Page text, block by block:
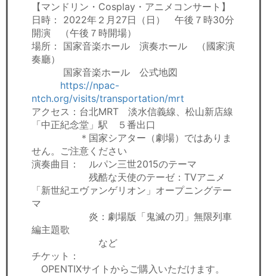
【マンドリン・Cosplay・アニメコンサート】
日時： 2022年２月27日（日） 午後７時30分
開演 （午後７時開場）
場所： 国家音楽ホール 演奏ホール （國家演
奏廳）
国家音楽ホール 公式地図
https://npac-
ntch.org/visits/transportation/mrt
アクセス：台北MRT 淡水信義線、松山新店線
「中正紀念堂」駅 ５番出口
＊国家シアター（劇場）ではありま
せん。ご注意ください
演奏曲目： ルパン三世2015のテーマ
残酷な天使のテーゼ：TVアニメ
「新世紀エヴァンゲリオン」オープニングテー
マ
炎：劇場版「鬼滅の刃」無限列車
編主題歌
など
チケット：
OPENTIXサイトからご購入いただけます。